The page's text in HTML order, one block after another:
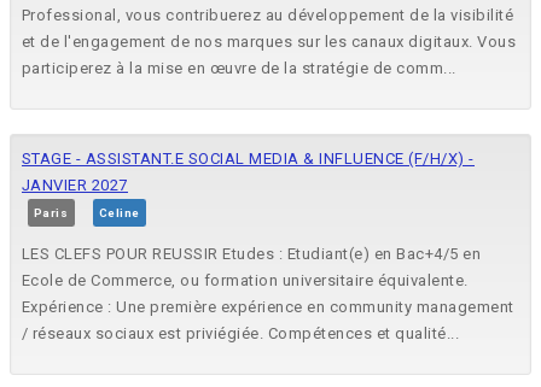
Professional, vous contribuerez au développement de la visibilité
et de l'engagement de nos marques sur les canaux digitaux. Vous
participerez à la mise en œuvre de la stratégie de comm...
STAGE - ASSISTANT.E SOCIAL MEDIA & INFLUENCE (F/H/X) -
JANVIER 2027
Paris Celine
LES CLEFS POUR REUSSIR Etudes : Etudiant(e) en Bac+4/5 en
Ecole de Commerce, ou formation universitaire équivalente.
Expérience : Une première expérience en community management
/ réseaux sociaux est priviégiée. Compétences et qualité...